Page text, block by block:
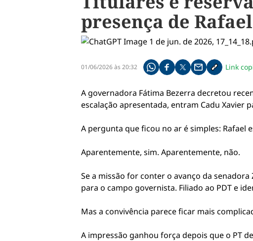
presença de
01/06/2026 às 20:32 Compartilhe pelo whatsapp
Compartilhar no facebook
Compartilhar no twitter
Compartilhe pelo
Copiar link
Link
A governadora Fátima Bezerra decretou
escalação apresentada, entram Cadu Xavier
A pergunta que ficou no ar é simples: Rafael
Aparentemente, sim. Aparentemente, não.
Se a missão for conter o avanço da
para o campo governista. Filiado ao PDT e
Mas a convivência parece ficar mais
A impressão ganhou força depois que o PT